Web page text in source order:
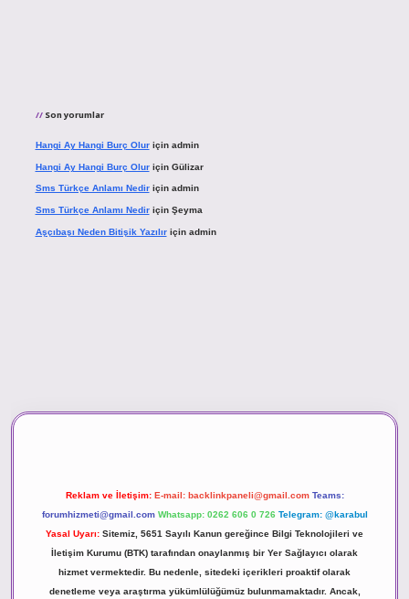
Son yorumlar
Hangi Ay Hangi Burç Oluriçin admin
Hangi Ay Hangi Burç Oluriçin Gülizar
Sms Türkçe Anlamı Nediriçin admin
Sms Türkçe Anlamı Nediriçin Şeyma
Aşçıbaşı Neden Bitişik Yazılıriçin admin
Reklam ve İletişim: E-mail: backlinkpaneli@gmail.com Teams:
forumhizmeti@gmail.com Whatsapp: 0262 606 0 726 Telegram: @karabul
Yasal Uyarı: Sitemiz, 5651 Sayılı Kanun gereğince Bilgi Teknolojileri ve
İletişim Kurumu (BTK) tarafından onaylanmış bir Yer Sağlayıcı olarak
hizmet vermektedir. Bu nedenle, sitedeki içerikleri proaktif olarak
denetleme veya araştırma yükümlülüğümüz bulunmamaktadır. Ancak,